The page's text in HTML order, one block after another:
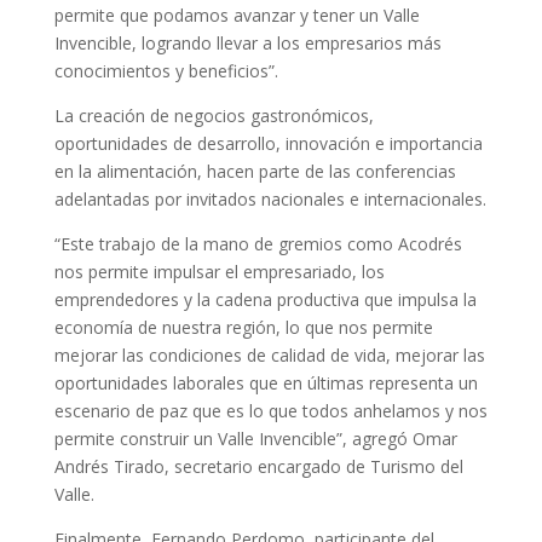
permite que podamos avanzar y tener un Valle
Invencible, logrando llevar a los empresarios más
conocimientos y beneficios”.
La creación de negocios gastronómicos,
oportunidades de desarrollo, innovación e importancia
en la alimentación, hacen parte de las conferencias
adelantadas por invitados nacionales e internacionales.
“Este trabajo de la mano de gremios como Acodrés
nos permite impulsar el empresariado, los
emprendedores y la cadena productiva que impulsa la
economía de nuestra región, lo que nos permite
mejorar las condiciones de calidad de vida, mejorar las
oportunidades laborales que en últimas representa un
escenario de paz que es lo que todos anhelamos y nos
permite construir un Valle Invencible”, agregó Omar
Andrés Tirado, secretario encargado de Turismo del
Valle.